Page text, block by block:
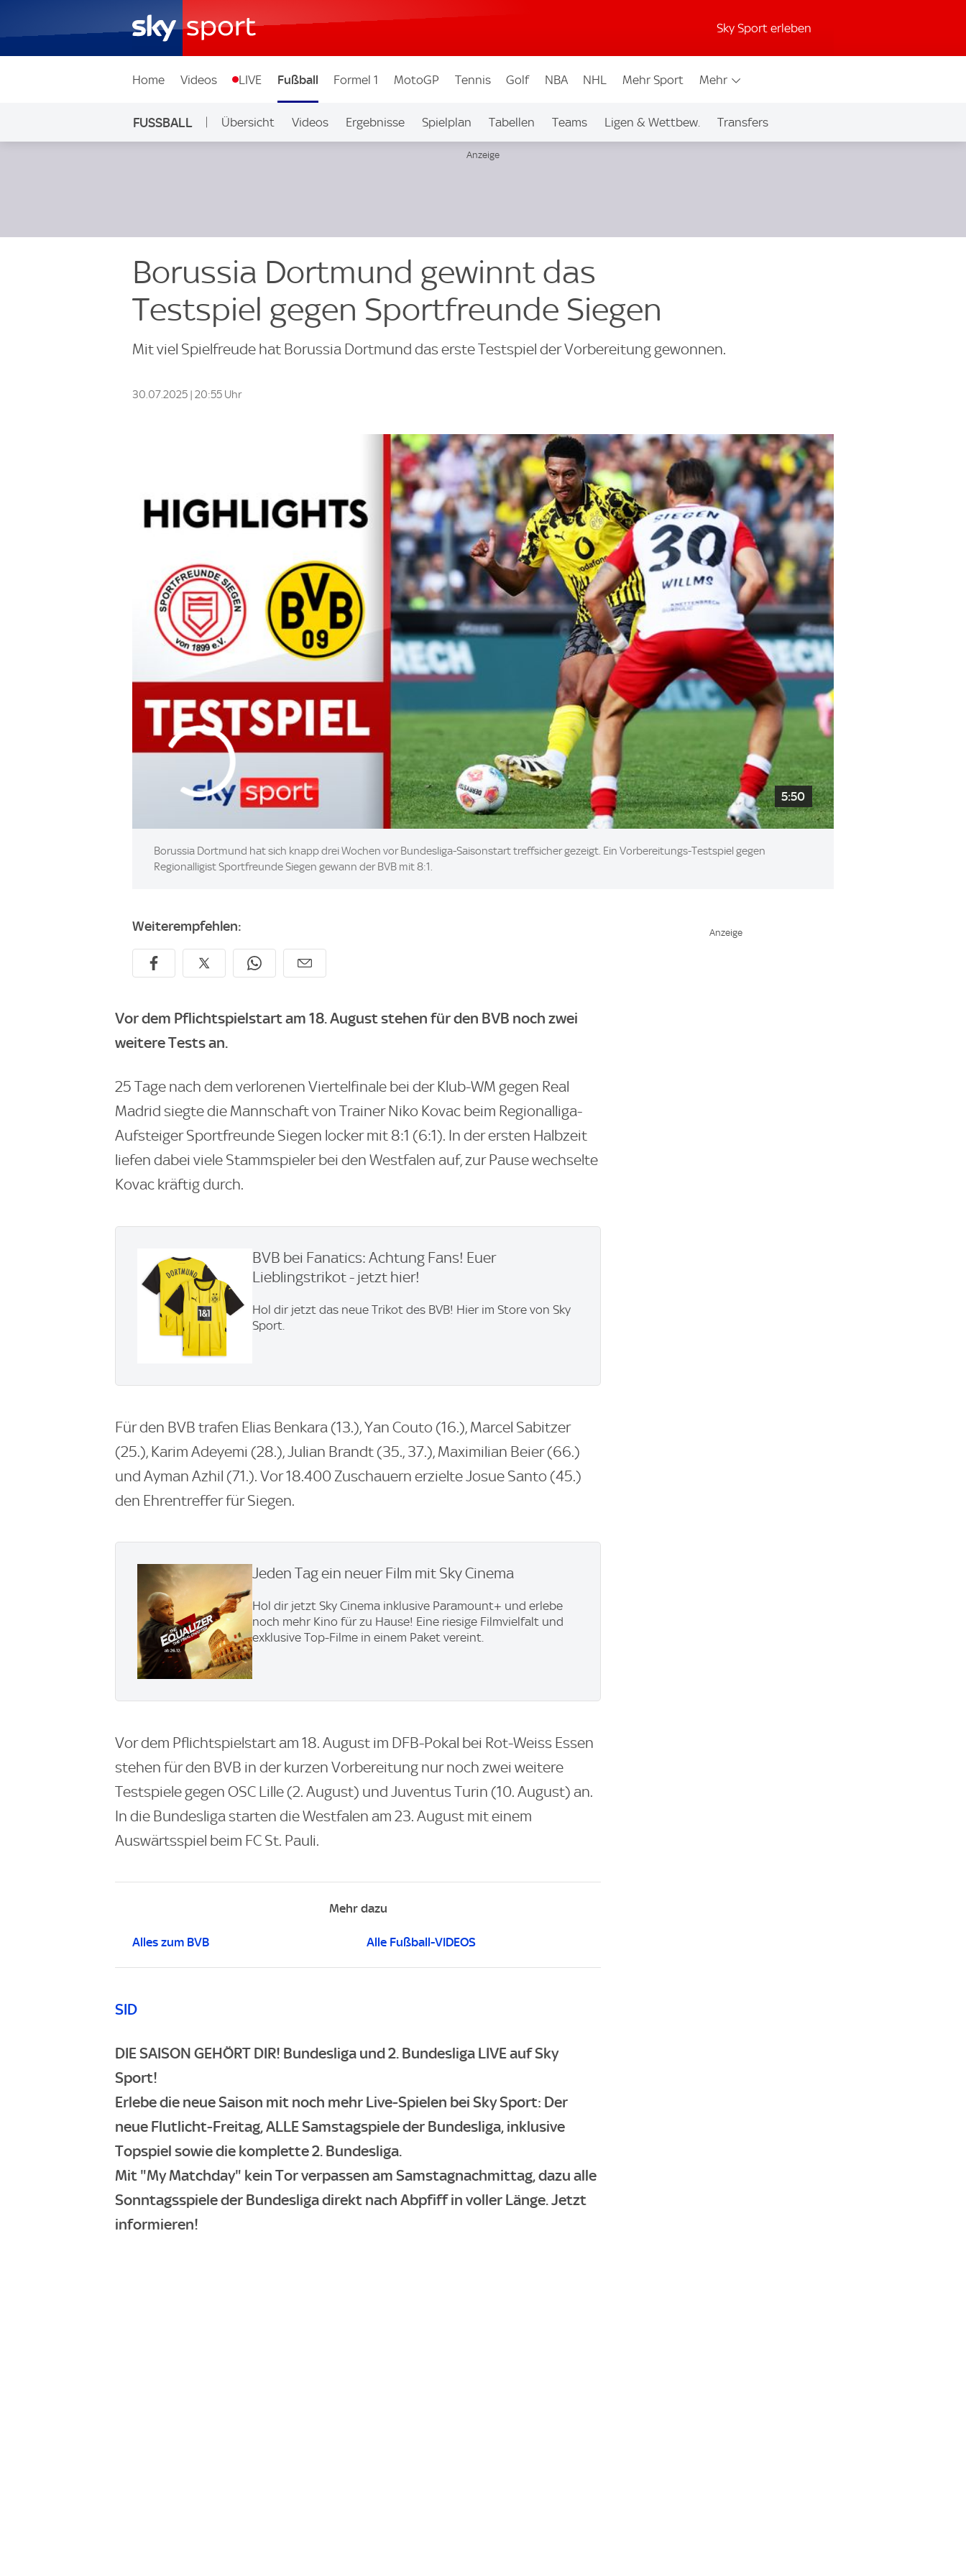
Sky Sport erleben
Home Videos LIVE Fußball Formel 1 MotoGP Tennis Golf NBA NHL Mehr Sport Mehr
FUSSBALL Übersicht Videos Ergebnisse Spielplan Tabellen Teams Ligen & Wettbew. Transfers
Borussia Dortmund gewinnt das
Testspiel gegen Sportfreunde Siegen
Mit viel Spielfreude hat Borussia Dortmund das erste Testspiel der Vorbereitung gewonnen.
30.07.2025 | 20:55 Uhr
5:50
Borussia Dortmund hat sich knapp drei Wochen vor Bundesliga-Saisonstart treffsicher gezeigt. Ein Vorbereitungs-Testspiel gegen
Regionalligist Sportfreunde Siegen gewann der BVB mit 8:1.
Weiterempfehlen:
Vor dem Pflichtspielstart am 18. August stehen für den BVB noch zwei
weitere Tests an.
25 Tage nach dem verlorenen Viertelfinale bei der Klub-WM gegen Real
Madrid siegte die Mannschaft von Trainer Niko Kovac beim Regionalliga-
Aufsteiger Sportfreunde Siegen locker mit 8:1 (6:1). In der ersten Halbzeit
liefen dabei viele Stammspieler bei den Westfalen auf, zur Pause wechselte
Kovac kräftig durch.
BVB bei Fanatics: Achtung Fans! Euer
Lieblingstrikot - jetzt hier!
Hol dir jetzt das neue Trikot des BVB! Hier im Store von Sky
Sport.
Für den BVB trafen Elias Benkara (13.), Yan Couto (16.), Marcel Sabitzer
(25.), Karim Adeyemi (28.), Julian Brandt (35., 37.), Maximilian Beier (66.)
und Ayman Azhil (71.). Vor 18.400 Zuschauern erzielte Josue Santo (45.)
den Ehrentreffer für Siegen.
Jeden Tag ein neuer Film mit Sky Cinema
Hol dir jetzt Sky Cinema inklusive Paramount+ und erlebe
noch mehr Kino für zu Hause! Eine riesige Filmvielfalt und
exklusive Top-Filme in einem Paket vereint.
Vor dem Pflichtspielstart am 18. August im DFB-Pokal bei Rot-Weiss Essen
stehen für den BVB in der kurzen Vorbereitung nur noch zwei weitere
Testspiele gegen OSC Lille (2. August) und Juventus Turin (10. August) an.
In die Bundesliga starten die Westfalen am 23. August mit einem
Auswärtsspiel beim FC St. Pauli.
Mehr dazu
Alles zum BVB Alle Fußball-VIDEOS
SID
DIE SAISON GEHÖRT DIR! Bundesliga und 2. Bundesliga LIVE auf Sky
Sport!
Erlebe die neue Saison mit noch mehr Live-Spielen bei Sky Sport: Der
neue Flutlicht-Freitag, ALLE Samstagspiele der Bundesliga, inklusive
Topspiel sowie die komplette 2. Bundesliga.
Mit "My Matchday" kein Tor verpassen am Samstagnachmittag, dazu alle
Sonntagsspiele der Bundesliga direkt nach Abpfiff in voller Länge.Jetzt
informieren!